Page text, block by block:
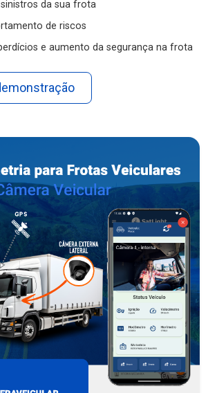
da sua frota
de riscos
e aumento da segurança na frota